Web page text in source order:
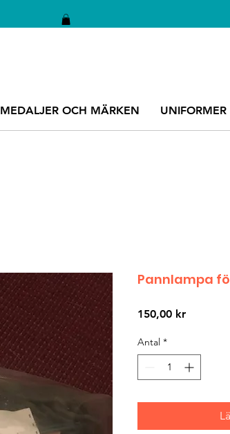
MEDALJER OCH MÄRKEN
Pannlampa
150,00 krPris
Antal *